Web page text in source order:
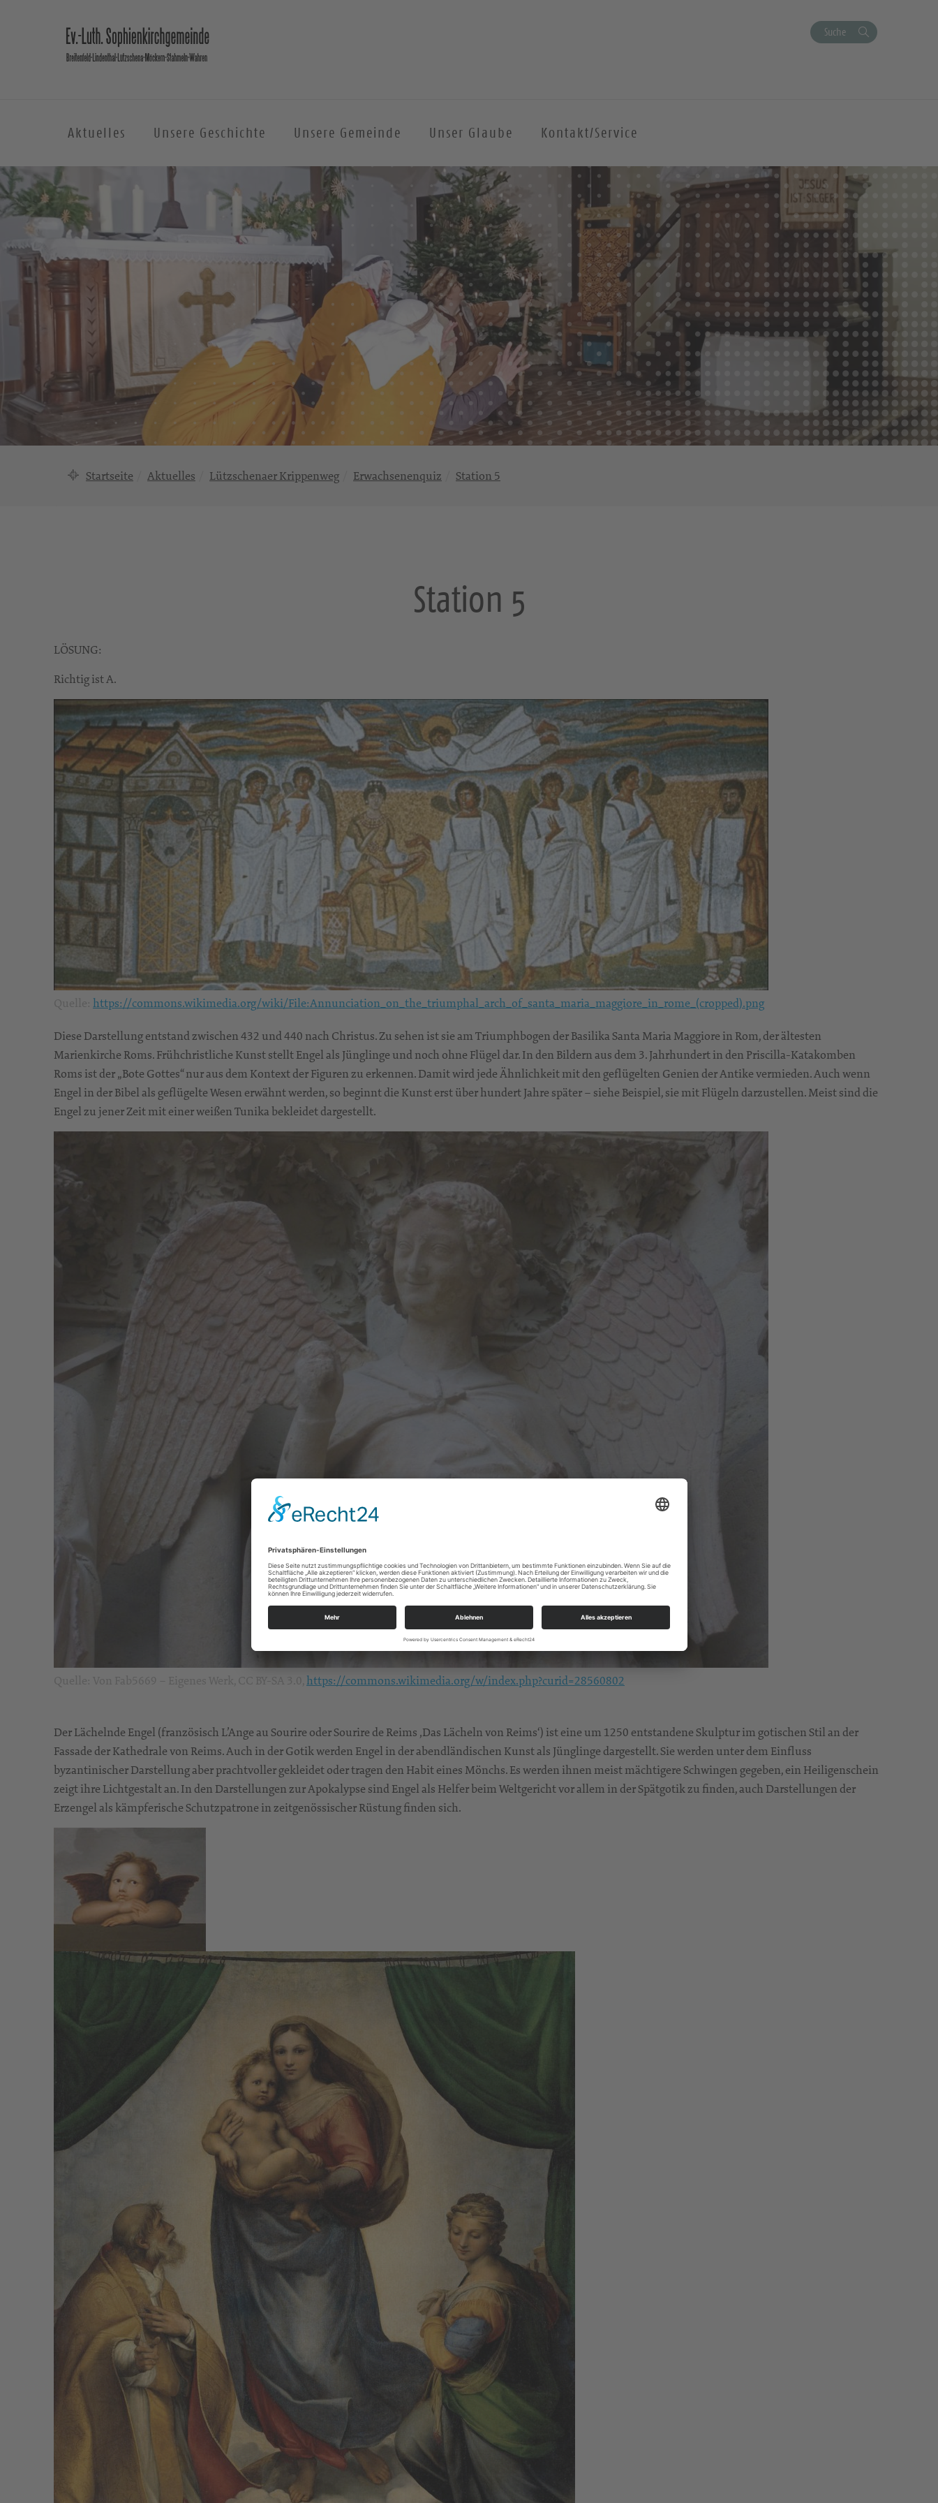
Suche
Aktuelles Unsere Geschichte Unsere Gemeinde Unser Glaube Kontakt/Service
Startseite Aktuelles Lützschenaer Krippenweg Erwachsenenquiz Station 5
Station 5
LÖSUNG:
Richtig ist A.
https://commons.wikimedia.org/wiki/File:Annunciation_on_the_triumphal_arch_of_santa_maria_maggiore_in_rome_(cropped).png
Diese Darstellung entstand zwischen 432 und 440 nach Christus. Zu sehen ist sie am Triumphbogen der Basilika Santa Maria Maggiore in Rom, der ältesten
Marienkirche Roms. Frühchristliche Kunst stellt Engel als Jünglinge und noch ohne Flügel dar. In den Bildern aus dem 3. Jahrhundert in den Priscilla-Katakomben
Roms ist der „Bote Gottes“ nur aus dem Kontext der Figuren zu erkennen. Damit wird jede Ähnlichkeit mit den geflügelten Genien der Antike vermieden. Auch wenn
Engel in der Bibel als geflügelte Wesen erwähnt werden, so beginnt die Kunst erst über hundert Jahre später – siehe Beispiel, sie mit Flügeln darzustellen. Meist sind die
Engel zu jener Zeit mit einer weißen Tunika bekleidet dargestellt.
Quelle: Von Fab5669 – Eigenes Werk, CC BY-SA 3.0, https://commons.wikimedia.org/w/index.php?curid=28560802
Der Lächelnde Engel (französisch L’Ange au Sourire oder Sourire de Reims ‚Das Lächeln von Reims‘) ist eine um 1250 entstandene Skulptur im gotischen Stil an der
Fassade der Kathedrale von Reims. Auch in der Gotik werden Engel in der abendländischen Kunst als Jünglinge dargestellt. Sie werden unter dem Einfluss
byzantinischer Darstellung aber prachtvoller gekleidet oder tragen den Habit eines Mönchs. Es werden ihnen meist mächtigere Schwingen gegeben, ein Heiligenschein
zeigt ihre Lichtgestalt an. In den Darstellungen zur Apokalypse sind Engel als Helfer beim Weltgericht vor allem in der Spätgotik zu finden, auch Darstellungen der
Erzengel als kämpferische Schutzpatrone in zeitgenössischer Rüstung finden sich.